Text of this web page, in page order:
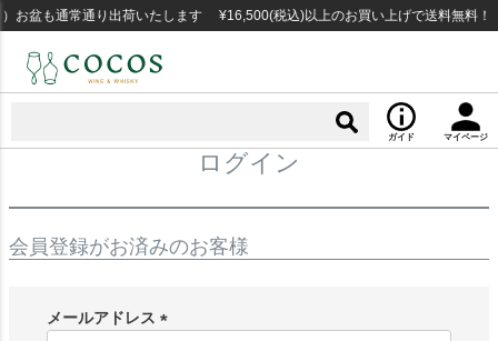
お盆も通常通り出荷いたします ¥16,500(税込)以上のお買い上げで送料無料！
ガイド マイページ
ログイン
会員登録がお済みのお客様
メールアドレス